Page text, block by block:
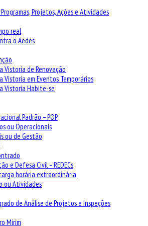
Projetos, Ações e Atividades
real
o Aedes
Vistoria de Renovação
Vistoria em Eventos Temporários
Vistoria Habite-se
Padrão – POP
ou Operacionais
ou de Gestão
e Defesa Civil – REDECs
horária extraordinária
ou Atividades
de Análise de Projetos e Inspeções
Mirim